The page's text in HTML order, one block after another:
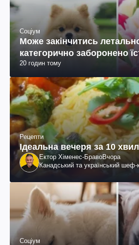
Соціум
Може закінчитись
категорично заборонено
20 годин тому
Рецепти
Ідеальна вечеря за 10
Ектор Хіменес-БравоВчора
Канадський та український шеф-
Соціум